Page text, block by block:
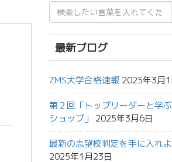
検
索
結
果:
最新ブログ
ZMS大学合格速報 2025年3月
第２回「トップリーダーと学
ショップ」
2025年3月6日
最新の志望校判定を手に入れよ
2025年1月23日